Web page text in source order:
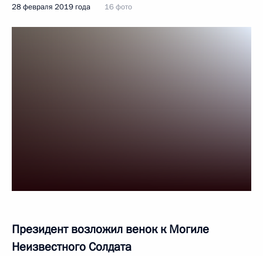
28 февраля 2019 года 16 фото
Президент возложил венок к Могиле
Неизвестного Солдата